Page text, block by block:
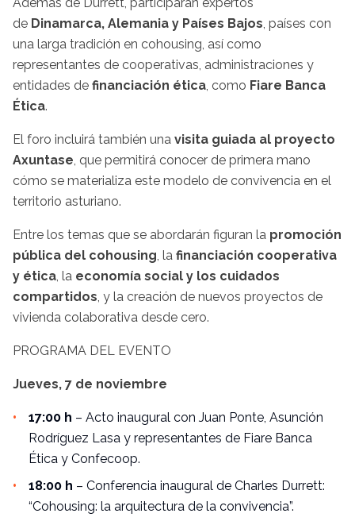
Además de Durrett, participarán expertos
de Dinamarca, Alemania y Países Bajos, países con
una larga tradición en cohousing, así como
representantes de cooperativas, administraciones y
entidades de financiación ética, como Fiare Banca
Ética.
El foro incluirá también una visita guiada al proyecto
Axuntase, que permitirá conocer de primera mano
cómo se materializa este modelo de convivencia en el
territorio asturiano.
Entre los temas que se abordarán figuran la promoción
pública del cohousing, la financiación cooperativa
y ética, la economía social y los cuidados
compartidos, y la creación de nuevos proyectos de
vivienda colaborativa desde cero.
PROGRAMA DEL EVENTO
Jueves, 7 de noviembre
17:00 h – Acto inaugural con Juan Ponte, Asunción
Rodríguez Lasa y representantes de Fiare Banca
Ética y Confecoop.
18:00 h – Conferencia inaugural de Charles Durrett:
“Cohousing: la arquitectura de la convivencia”.